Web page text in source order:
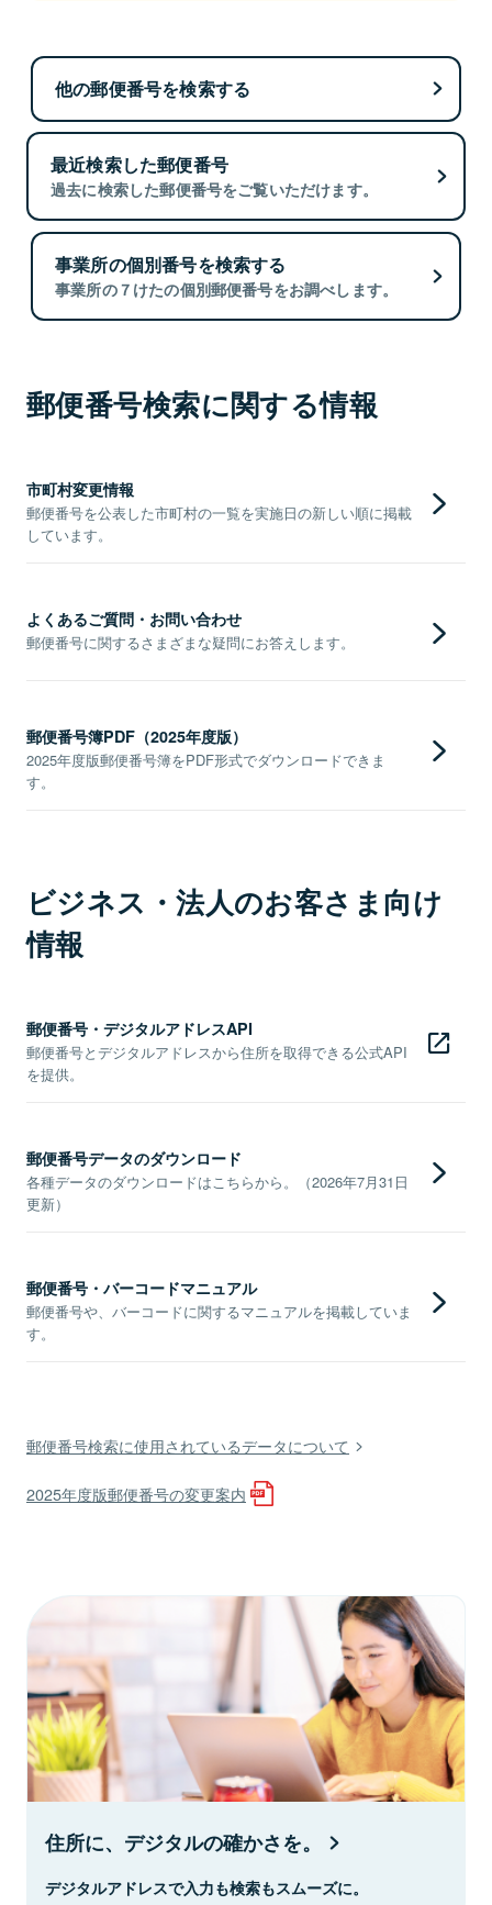
他の郵便番号を検索する
最近検索した郵便番号
過去に検索した郵便番号をご覧いただけます。
事業所の個別番号を検索する
事業所の７けたの個別郵便番号をお調べします。
郵便番号検索に関する情報
市町村変更情報
郵便番号を公表した市町村の一覧を実施日の新しい順に掲載
しています。
よくあるご質問・お問い合わせ
郵便番号に関するさまざまな疑問にお答えします。
郵便番号簿PDF（2025年度版）
2025年度版郵便番号簿をPDF形式でダウンロードできま
す。
ビジネス・法人のお客さま向け
情報
郵便番号・デジタルアドレスAPI
郵便番号とデジタルアドレスから住所を取得できる公式API
を提供。
郵便番号データのダウンロード
各種データのダウンロードはこちらから。（2026年7月31日
更新）
郵便番号・バーコードマニュアル
郵便番号や、バーコードに関するマニュアルを掲載していま
す。
郵便番号検索に使用されているデータについて
2025年度版郵便番号の変更案内
住所に、デジタルの確かさを。
デジタルアドレスで入力も検索もスムーズに。